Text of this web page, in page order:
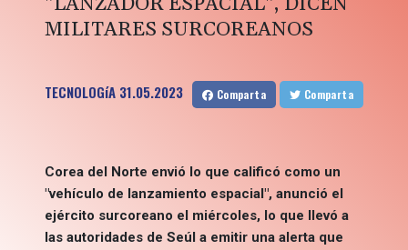
MILITARES SURCOREANOS
TECNOLOGíA 31.05.2023 Comparta Comparta
Corea del Norte envió lo que calificó como un
"vehículo de lanzamiento espacial", anunció el
ejército surcoreano el miércoles, lo que llevó a
las autoridades de Seúl a emitir una alerta que